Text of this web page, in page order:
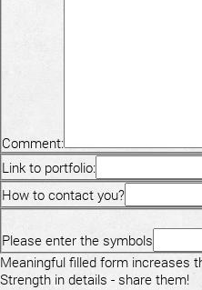
Comment:
Link to portfolio:
How to contact you?
Please enter the symbols
Meaningful filled form increases
Strength in details - share them!